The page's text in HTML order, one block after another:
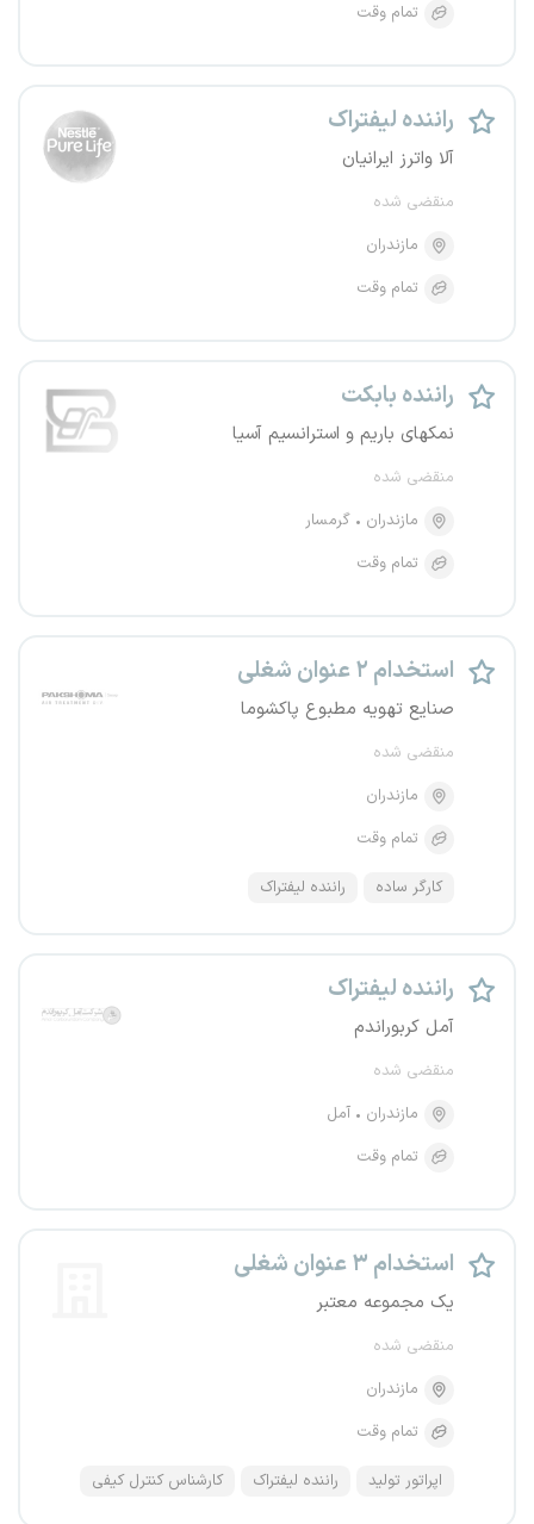
تمام وقت
راننده لیفتراک
آلا واترز ایرانیان
منقضی شده
مازندران
تمام وقت
راننده بابکت
نمکهای باریم و استرانسیم آسیا
منقضی شده
مازندران
گرمسار
تمام وقت
استخدام ۲ عنوان شغلی
صنایع تهویه مطبوع پاکشوما
منقضی شده
مازندران
تمام وقت
کارگر ساده راننده لیفتراک
راننده لیفتراک
آمل کربوراندم
منقضی شده
مازندران
آمل
تمام وقت
استخدام ۳ عنوان شغلی
یک مجموعه معتبر
منقضی شده
مازندران
تمام وقت
اپراتور تولید راننده لیفتراک کارشناس کنترل کیفی